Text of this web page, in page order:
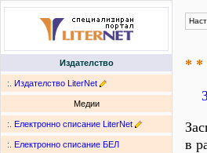
Издателство
:. Издателство LiterNet
Медии
:. Електронно списание LiterNet
:. Електронно списание БЕЛ
* *
в